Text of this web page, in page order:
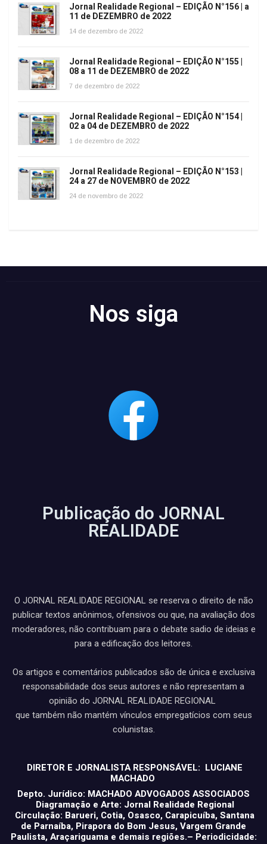
Jornal Realidade Regional – EDIÇÃO N°156 | a
11 de DEZEMBRO de 2022
14 de dezembro de 2022
Jornal Realidade Regional – EDIÇÃO N°155 |
08 a 11 de DEZEMBRO de 2022
7 de dezembro de 2022
Jornal Realidade Regional – EDIÇÃO N°154 |
02 a 04 de DEZEMBRO de 2022
1 de dezembro de 2022
Jornal Realidade Regional – EDIÇÃO N°153 |
24 a 27 de NOVEMBRO de 2022
24 de novembro de 2022
Nos siga
Publicação do JORNAL
REALIDADE
O JORNAL REALIDADE REGIONAL se reserva o direito de não
publicar textos anônimos, ofensivos ou que, na avaliação dos
moderadores, não contribuam para o debate sadio de ideias e
para a edificação dos leitores.
Os artigos e comentários publicados são de única e exclusiva
responsabilidade dos seus autores e não representam a
opinião do JORNAL REALIDADE REGIONAL
que também não mantém vínculos empregatícios com seus
colunistas.
DIRETOR E JORNALISTA RESPONSÁVEL: LUCIANE
MACHADO
Depto. Jurídico: MACHADO ADVOGADOS ASSOCIADOS
Diagramação e Arte: Jornal Realidade Regional
Circulação: Barueri, Cotia, Osasco, Carapicuíba, Santana
de Parnaíba, Pirapora do Bom Jesus, Vargem Grande
Paulista, Araçariguama e demais regiões.– Periodicidade: